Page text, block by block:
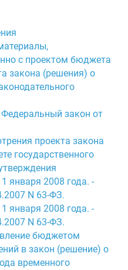
с проектом бюджета
закона (решения) о
Федеральный закон от
проекта закона
государственного
января 2008 года. -
N 63-ФЗ.
января 2008 года. -
N 63-ФЗ.
бюджетом
в закон (решение) о
временного